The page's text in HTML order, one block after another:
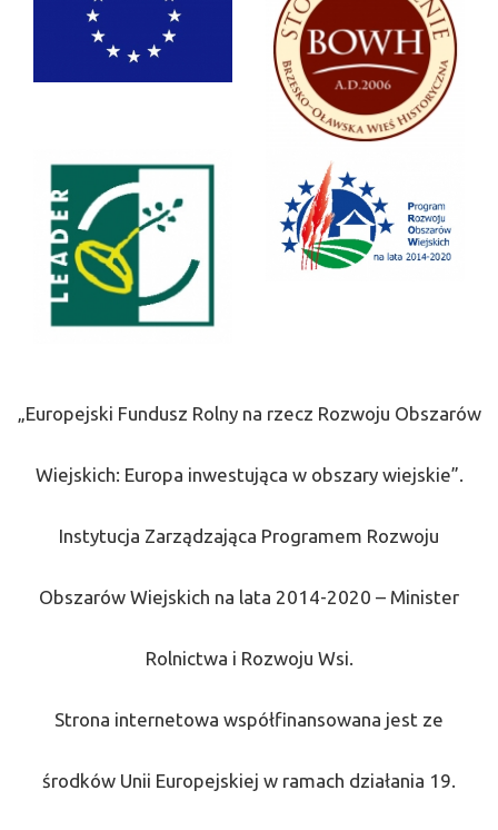
„Europejski Fundusz Rolny na rzecz Rozwoju Obszarów
Wiejskich: Europa inwestująca w obszary wiejskie”.
Instytucja Zarządzająca Programem Rozwoju
Obszarów Wiejskich na lata 2014-2020 – Minister
Rolnictwa i Rozwoju Wsi.
Strona internetowa współfinansowana jest ze
środków Unii Europejskiej w ramach działania 19.